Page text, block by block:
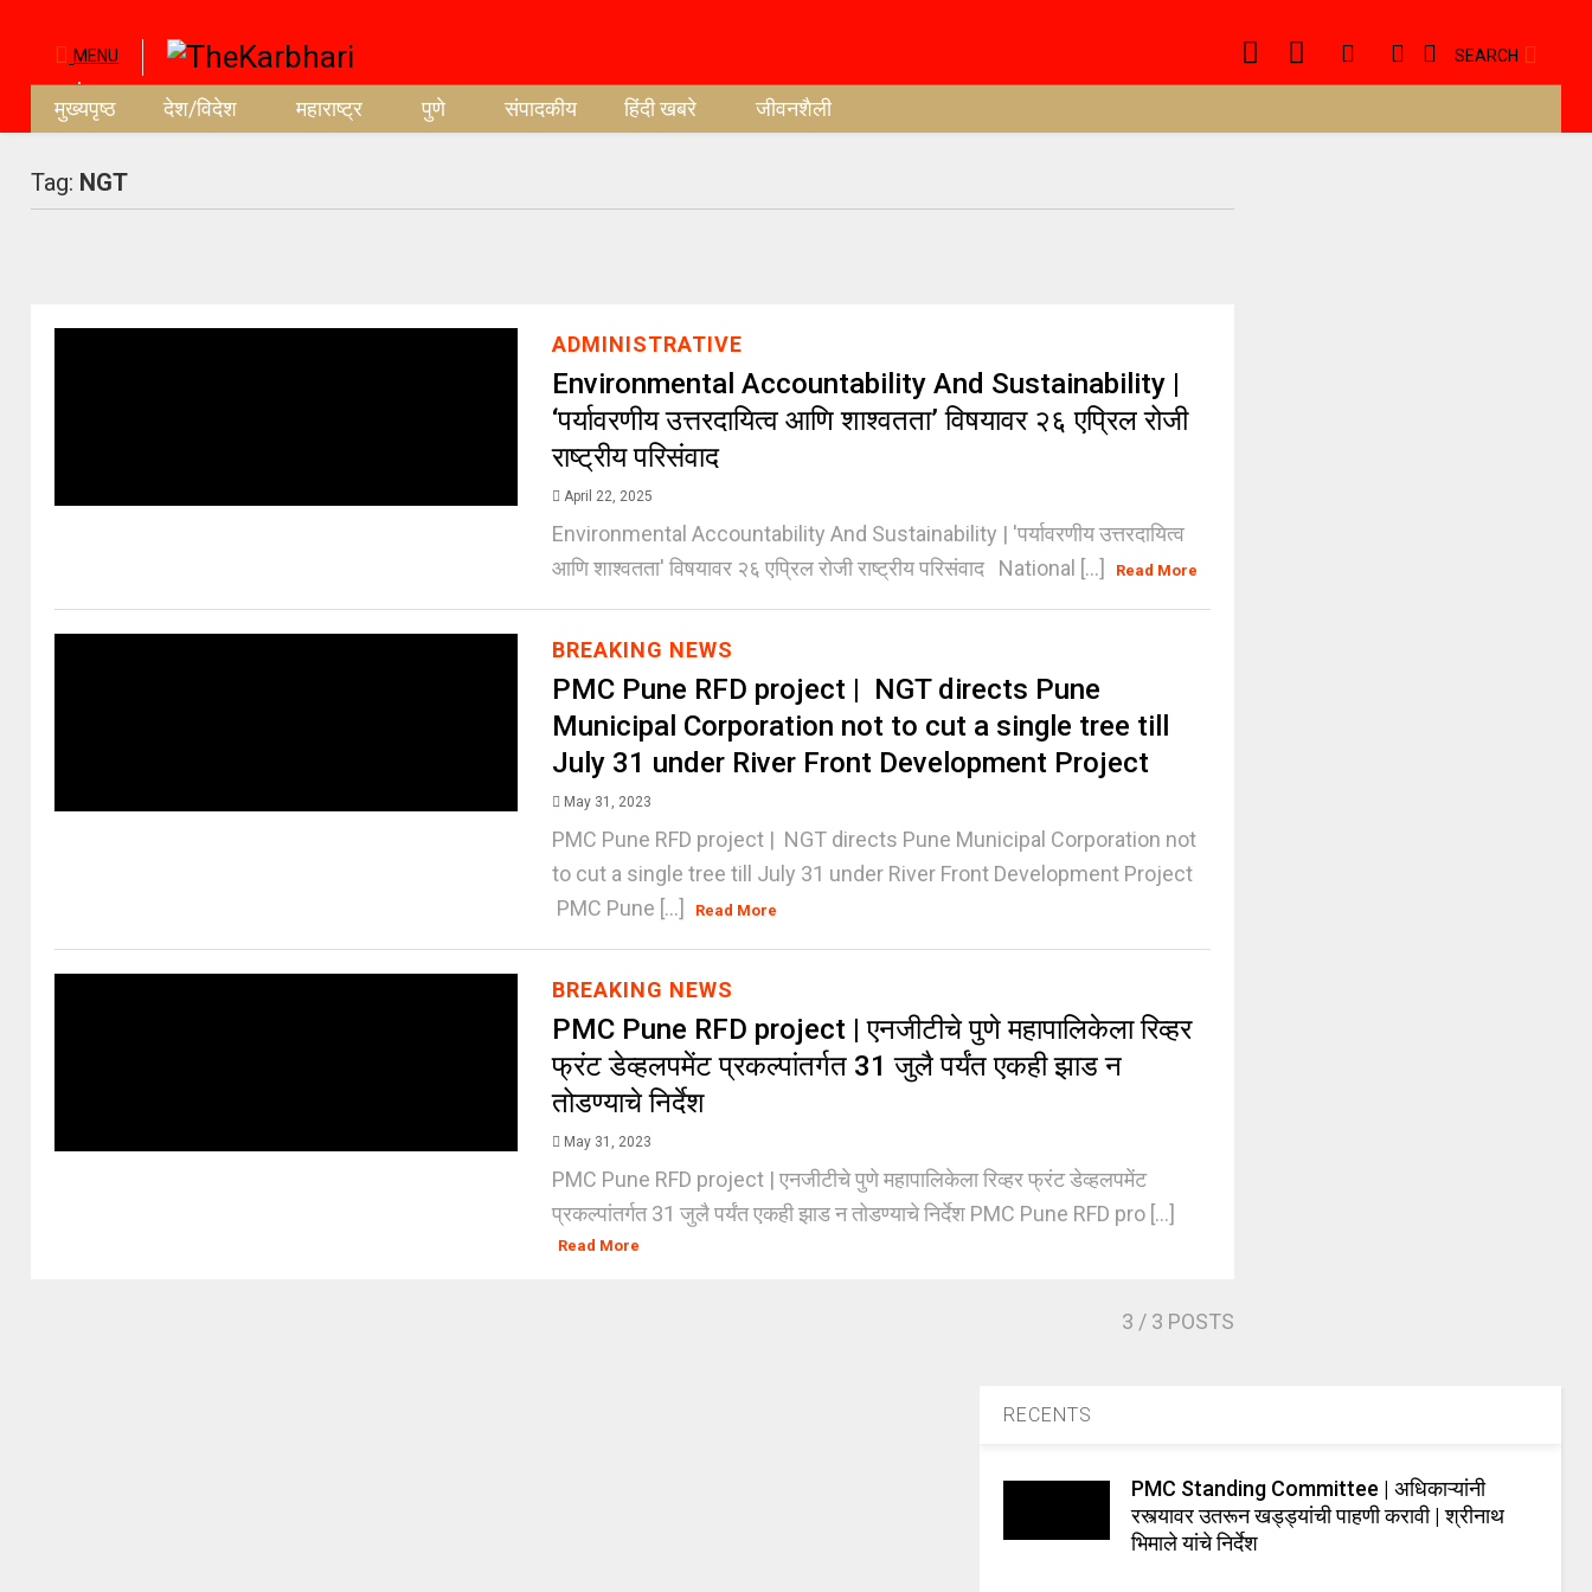
MENU SEARCH
मुख्यपृष्ठ देश/विदेश महाराष्ट्र पुणे संपादकीय हिंदी खबरे जीवनशैली
Tag: NGT
ADMINISTRATIVE
Environmental Accountability And Sustainability |
‘पर्यावरणीय उत्तरदायित्व आणि शाश्वतता’ विषयावर २६ एप्रिल रोजी
राष्ट्रीय परिसंवाद
April 22, 2025
Environmental Accountability And Sustainability | 'पर्यावरणीय उत्तरदायित्व
आणि शाश्वतता' विषयावर २६ एप्रिल रोजी राष्ट्रीय परिसंवाद National [...]
Read More
BREAKING NEWS
PMC Pune RFD project | NGT directs Pune
Municipal Corporation not to cut a single tree till
July 31 under River Front Development Project
May 31, 2023
PMC Pune RFD project | NGT directs Pune Municipal Corporation not
to cut a single tree till July 31 under River Front Development Project
PMC Pune [...]
Read More
BREAKING NEWS
PMC Pune RFD project | एनजीटीचे पुणे महापालिकेला रिव्हर
फ्रंट डेव्हलपमेंट प्रकल्पांतर्गत 31 जुलै पर्यंत एकही झाड न
तोडण्याचे निर्देश
May 31, 2023
PMC Pune RFD project | एनजीटीचे पुणे महापालिकेला रिव्हर फ्रंट डेव्हलपमेंट
प्रकल्पांतर्गत 31 जुलै पर्यंत एकही झाड न तोडण्याचे निर्देश PMC Pune RFD pro [...]
Read More
3 / 3 POSTS
RECENTS
PMC Standing Committee | अधिकाऱ्यांनी
रस्त्यावर उतरून खड्ड्यांची पाहणी करावी | श्रीनाथ
भिमाले यांचे निर्देश